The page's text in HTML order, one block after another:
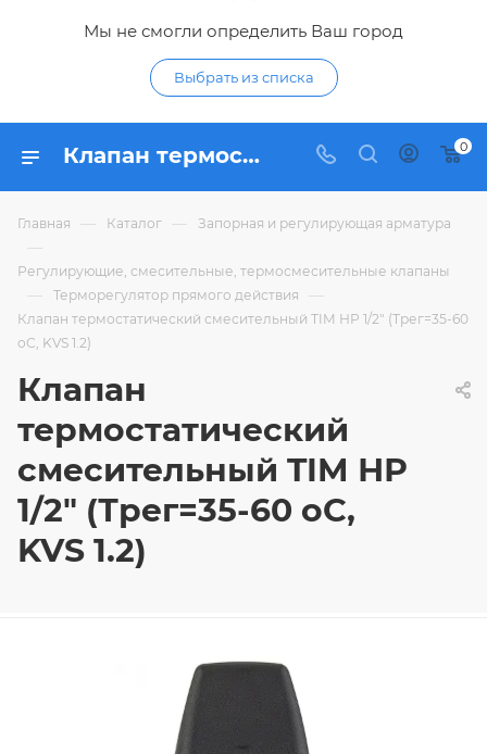
Мы не смогли определить Ваш город
Выбрать из списка
Клапан термостатический смесительный TIM НР 1/2" (Трег=35-60 оС, KVS 1.2) - купить по цене 1 562,81 ₽ в интернет-магазине Гидропромтехника с доставкой в Курске 0
Главная — Каталог — Запорная и регулирующая арматура
—
Регулирующие, смесительные, термосмесительные клапаны
— Терморегулятор прямого действия —
Клапан термостатический смесительный TIM НР 1/2" (Трег=35-60
оС, KVS 1.2)
Клапан
термостатический
смесительный TIM НР
1/2" (Трег=35-60 оС,
KVS 1.2)